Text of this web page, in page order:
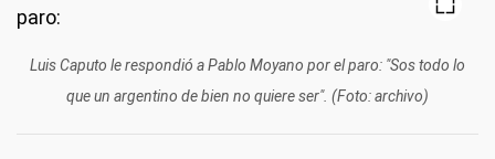
Luis Caputo le respondió a Pablo Moyano por el paro: "Sos todo lo
que un argentino de bien no quiere ser". (Foto: archivo)